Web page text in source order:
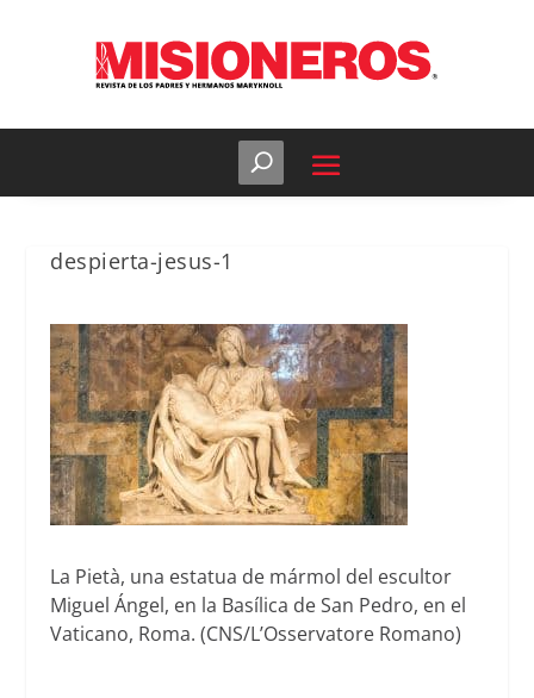
despierta-jesus-1
La Pietà, una estatua de mármol del escultor
Miguel Ángel, en la Basílica de San Pedro, en el
Vaticano, Roma. (CNS/L’Osservatore Romano)